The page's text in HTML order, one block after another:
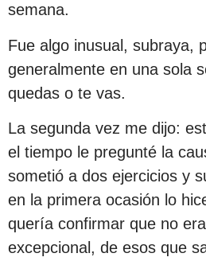
semana.
Fue algo inusual, subraya,
generalmente en una sola
quedas o te vas.
La segunda vez me dijo:
el tiempo le pregunté la
sometió a dos ejercicios y
en la primera ocasión lo
quería confirmar que no
excepcional, de esos que